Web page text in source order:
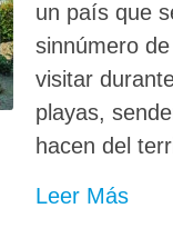
un país que
sinnúmero
visitar
playas,
hacen del
Leer Más